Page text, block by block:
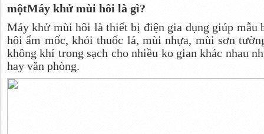
mộtMáy khử mùi hôi là gì?
Máy khử mùi hôi là thiết bị điện gia dụng giúp mẫu
hôi ẩm mốc, khói thuốc lá, mùi nhựa, mùi sơn
không khí trong sạch cho nhiều ko gian khác nhau
hay văn phòng.